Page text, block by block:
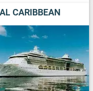
CARIBBEAN